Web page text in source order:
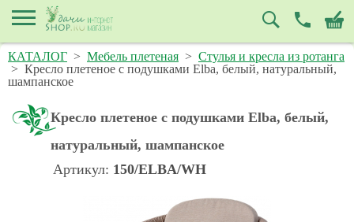
КАТАЛОГ > Мебель плетеная > Стулья и кресла из ротанга
> Кресло плетеное с подушками Elba, белый, натуральный,
шампанское
Кресло плетеное с подушками Elba, белый,
натуральный, шампанское
Артикул: 150/ELBA/WH